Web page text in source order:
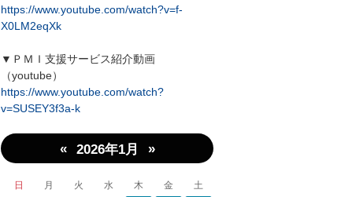
https://www.youtube.com/watch?v=f-
X0LM2eqXk
▼ＰＭＩ支援サービス紹介動画
（youtube）
https://www.youtube.com/watch?
v=SUSEY3f3a-k
« 2026年1月 »
日 月 火 水 木 金
土